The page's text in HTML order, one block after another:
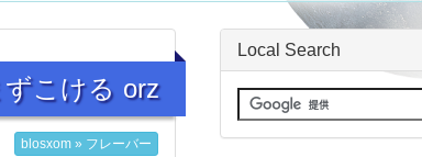
こける orz
blosxom » フレーバー
Local Search